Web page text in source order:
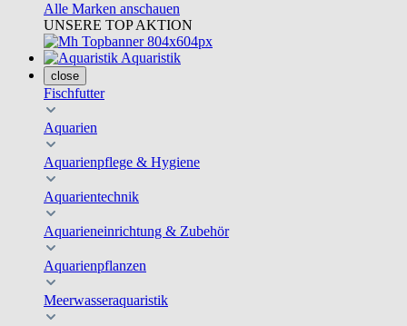
Alle Marken anschauen
UNSERE TOP AKTION
Aquaristik
close
Fischfutter
Aquarien
Aquarienpflege & Hygiene
Aquarientechnik
Aquarieneinrichtung & Zubehör
Aquarienpflanzen
Meerwasseraquaristik